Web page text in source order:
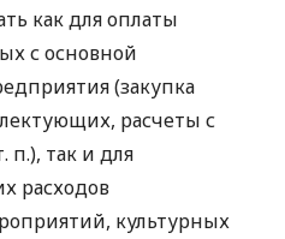
как для оплаты
с основной
(закупка
расчеты с
п.), так и для
расходов
культурных